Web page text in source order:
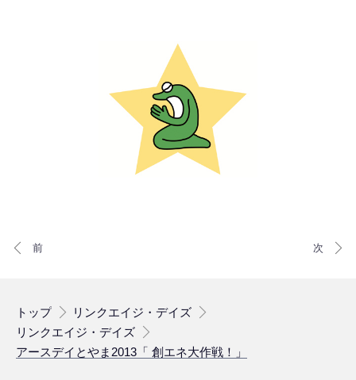
トップ
リンクエイジ・デイズ
リンクエイジ・デイズ
アースデイとやま2013「 創エネ大作戦！」